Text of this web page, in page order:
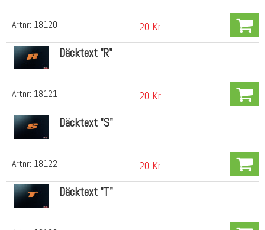
Artnr: 18120 20 Kr
Artnr: 18121
Däcktext "R"
20 Kr
Artnr: 18122
Däcktext "S"
20 Kr
Däcktext "T"